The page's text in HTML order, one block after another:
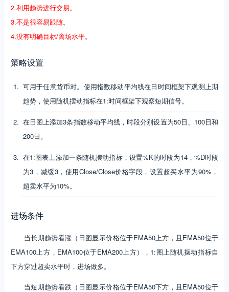
2.利用趋势进行交易。
3.不是很容易跟随。
4.没有明确目标/离场水平。
策略设置
可用于任意货币对。使用指数移动平均线在日时间框架下观测上期
趋势，使用随机摆动指标在1:时间框架下观察短期信号。
在日图上添加3条指数移动平均线，时段分别设置为50日、100日和
200日。
在1:图表上添加一条随机摆动指标，设置%K的时段为14，%D时段
为3，减缓3，使用Close/Close价格字段，设置超买水平为90%，
超卖水平为10%。
进场条件
当长期趋势看涨（日图显示价格位于EMA50上方，且EMA50位于
EMA100上方，EMA100位于EMA200上方），1:图上随机摆动指标自
下方穿过超卖水平时，进场做多。
当短期趋势看跌（日图显示价格位于EMA50下方，且EMA50位于